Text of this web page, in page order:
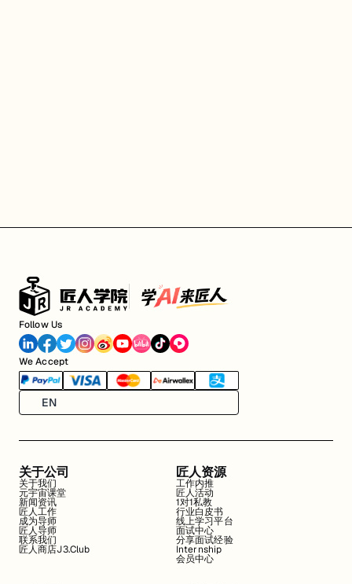
Follow Us
We Accept
EN
关于公司
关于我们
元宇宙课堂
新闻资讯
匠人工作
成为导师
匠人导师
联系我们
匠人商店J3.Club
匠人资源
工作内推
匠人活动
1对1私教
行业白皮书
线上学习平台
面试中心
分享面试经验
Internship
会员中心